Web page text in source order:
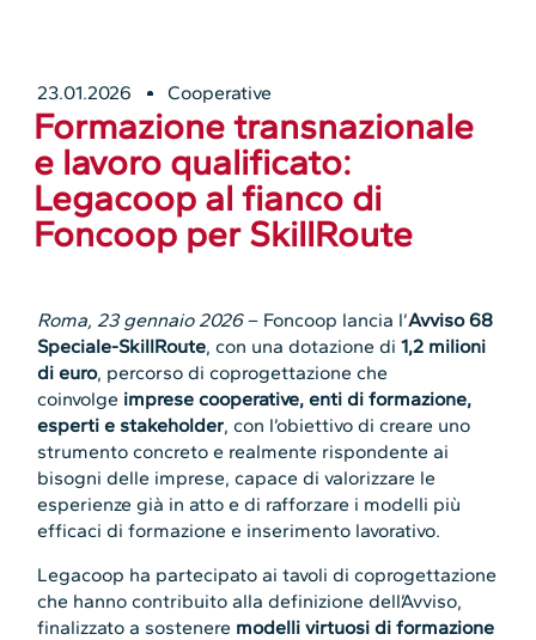
23.01.2026 Cooperative
Formazione transnazionale
e lavoro qualificato:
Legacoop al fianco di
Foncoop per SkillRoute
Roma, 23 gennaio 2026– Foncoop lancia l’Avviso 68
Speciale-SkillRoute, con una dotazione di1,2 milioni
di euro, percorso di coprogettazione che
coinvolge imprese cooperative, enti di formazione,
esperti e stakeholder, con l’obiettivo di creare uno
strumento concreto e realmente rispondente ai
bisogni delle imprese, capace di valorizzare le
esperienze già in atto e di rafforzare i modelli più
efficaci di formazione e inserimento lavorativo.
Legacoop ha partecipato ai tavoli di coprogettazione
che hanno contribuito alla definizione dell’Avviso,
finalizzato a sostenere modelli virtuosi di formazione